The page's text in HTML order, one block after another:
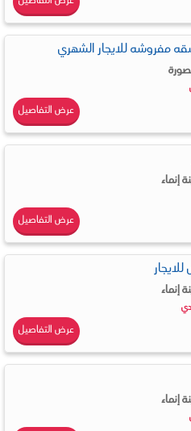
مفروشه للايجار الشهري
عرض التفاصيل
إنماء
عرض التفاصيل
إنماء
عرض التفاصيل
إنماء